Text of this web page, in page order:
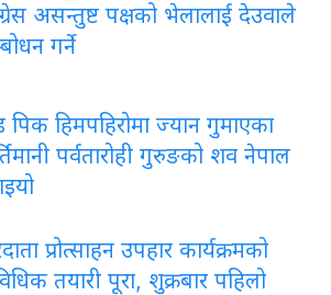
असन्तुष्ट पक्षको भेलालाई देउवाले
गर्ने
पिक हिमपहिरोमा ज्यान गुमाएका
पर्वतारोही गुरुङको शव नेपाल
प्रोत्साहन उपहार कार्यक्रमको
तयारी पूरा, शुक्रबार पहिलो